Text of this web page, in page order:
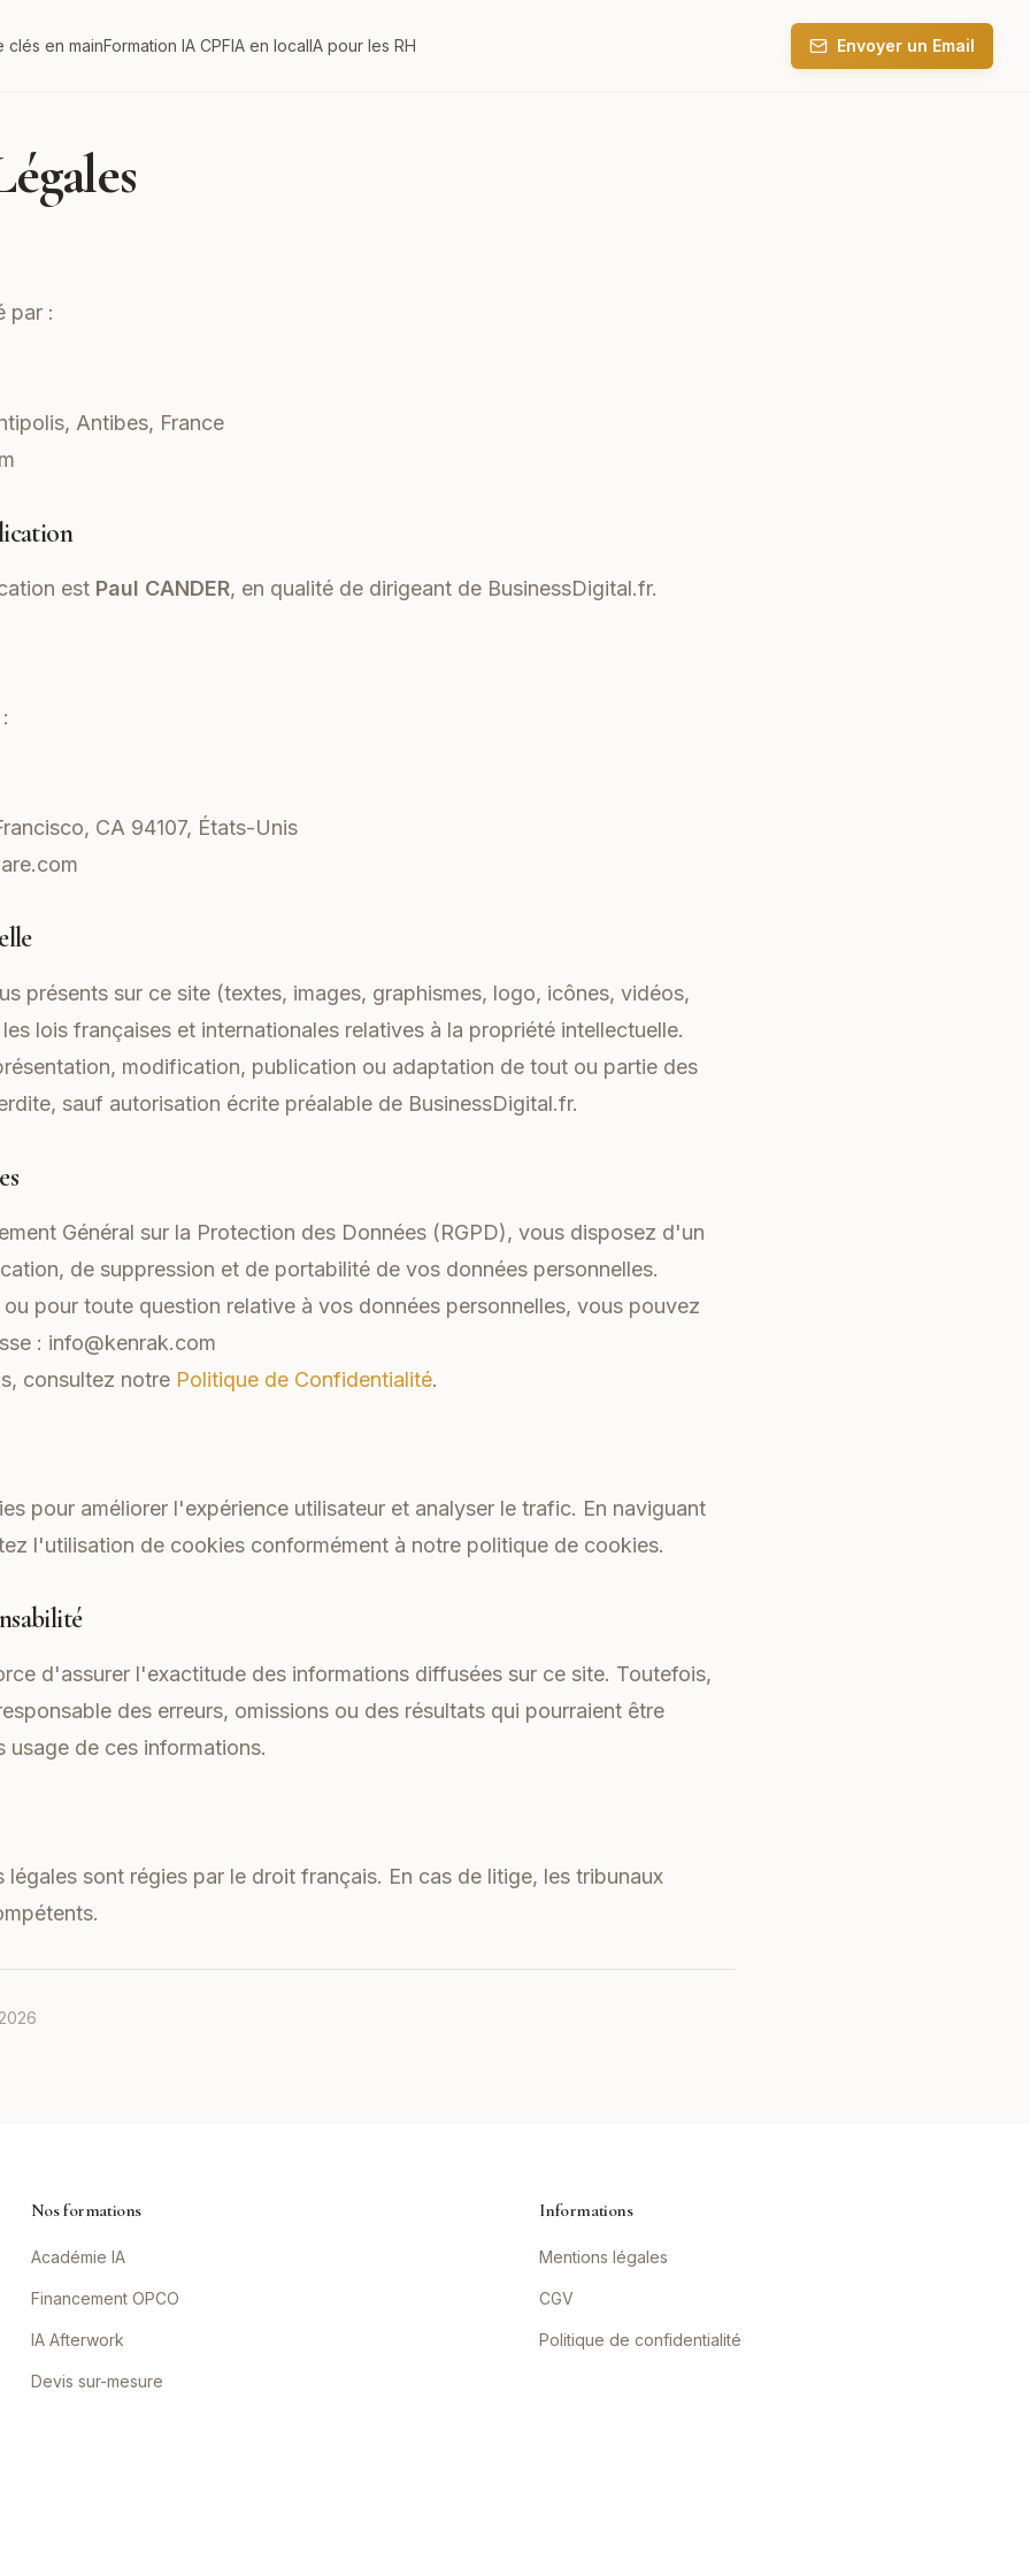
clés en mainFormation IA CPFIA en localIA pour les RH Envoyer un Email
par :
Antibes, France
est Paul CANDER, en qualité de dirigeant de BusinessDigital.fr.
CA 94107, États-Unis
présents sur ce site (textes, images, graphismes, logo, icônes, vidéos,
lois françaises et internationales relatives à la propriété intellectuelle.
modification, publication ou adaptation de tout ou partie des
sauf autorisation écrite préalable de BusinessDigital.fr.
Général sur la Protection des Données (RGPD), vous disposez d'un
de suppression et de portabilité de vos données personnelles.
pour toute question relative à vos données personnelles, vous pouvez
: info@kenrak.com
consultez notre Politique de Confidentialité.
pour améliorer l'expérience utilisateur et analyser le trafic. En naviguant
l'utilisation de cookies conformément à notre politique de cookies.
d'assurer l'exactitude des informations diffusées sur ce site. Toutefois,
des erreurs, omissions ou des résultats qui pourraient être
usage de ces informations.
légales sont régies par le droit français. En cas de litige, les tribunaux
Nos formations
Académie IA
Financement OPCO
IA Afterwork
Devis sur-mesure
Informations
Mentions légales
CGV
Politique de confidentialité